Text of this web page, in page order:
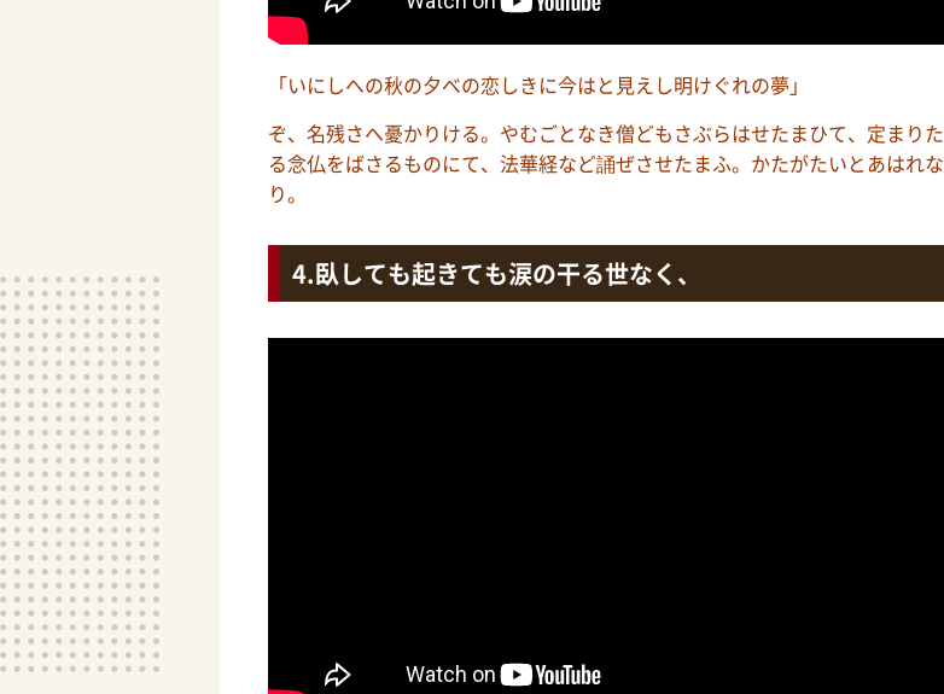
「いにしへの秋の夕べの恋しきに今はと見えし明けぐれの夢」
ぞ、名残さへ憂かりける。やむごとなき僧どもさぶらはせたまひて、定まりた
る念仏をばさるものにて、法華経など誦ぜさせたまふ。かたがたいとあはれな
り。
臥しても起きても涙の干る世なく、